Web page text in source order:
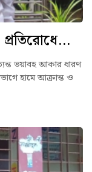
ভয়াবহ আকার ধারণ
হামে আক্রান্ত ও